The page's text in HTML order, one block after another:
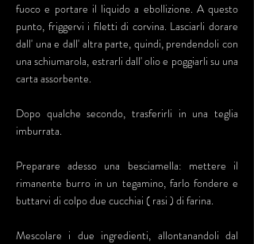
fuoco e portare il liquido a ebollizione. A questo
punto, friggervi i filetti di corvina. Lasciarli dorare
dall' una e dall' altra parte, quindi, prendendoli con
una schiumarola, estrarli dall' olio e poggiarli su una
carta assorbente.
Dopo qualche secondo, trasferirli in una teglia
imburrata.
Preparare adesso una besciamella: mettere il
rimanente burro in un tegamino, farlo fondere e
buttarvi di colpo due cucchiai ( rasi ) di farina.
Mescolare i due ingredienti, allontanandoli dal